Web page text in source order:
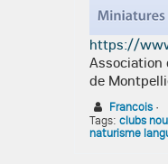
https://
Association
de
Francois ·
Tags: clubs
naturisme